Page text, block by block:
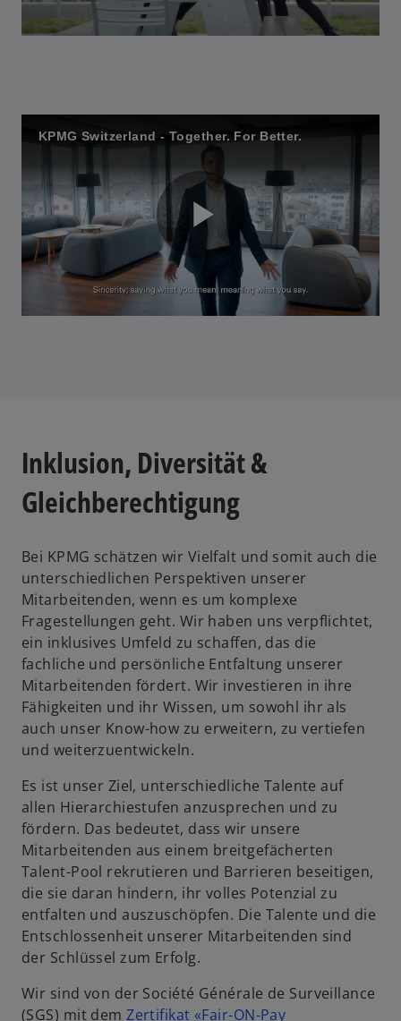
a
y
V
d
e
o
KPMG Switzerland - Together. For Better.
P
y
V
i
d
e
Inklusion, Diversität &
Gleichberechtigung
Bei KPMG schätzen wir Vielfalt und somit auch die
unterschiedlichen Perspektiven unserer
Mitarbeitenden, wenn es um komplexe
Fragestellungen geht. Wir haben uns verpflichtet,
ein inklusives Umfeld zu schaffen, das die
fachliche und persönliche Entfaltung unserer
Mitarbeitenden fördert. Wir investieren in ihre
Fähigkeiten und ihr Wissen, um sowohl ihr als
auch unser Know-how zu erweitern, zu vertiefen
und weiterzuentwickeln.
Es ist unser Ziel, unterschiedliche Talente auf
allen Hierarchiestufen anzusprechen und zu
fördern. Das bedeutet, dass wir unsere
Mitarbeitenden aus einem breitgefächerten
Talent-Pool rekrutieren und Barrieren beseitigen,
die sie daran hindern, ihr volles Potenzial zu
entfalten und auszuschöpfen. Die Talente und die
Entschlossenheit unserer Mitarbeitenden sind
der Schlüssel zum Erfolg.
Wir sind von der Société Générale de Surveillance
(SGS) mit demZertifikat «Fair-ON-Pay